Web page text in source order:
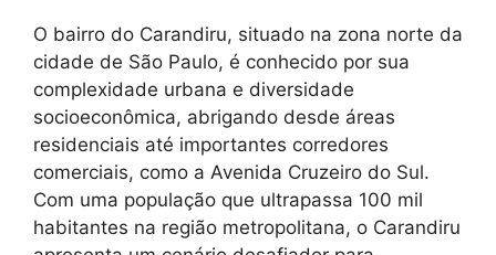
O bairro do Carandiru, situado na zona norte da
cidade de São Paulo, é conhecido por sua
complexidade urbana e diversidade
socioeconômica, abrigando desde áreas
residenciais até importantes corredores
comerciais, como a Avenida Cruzeiro do Sul.
Com uma população que ultrapassa 100 mil
habitantes na região metropolitana, o Carandiru